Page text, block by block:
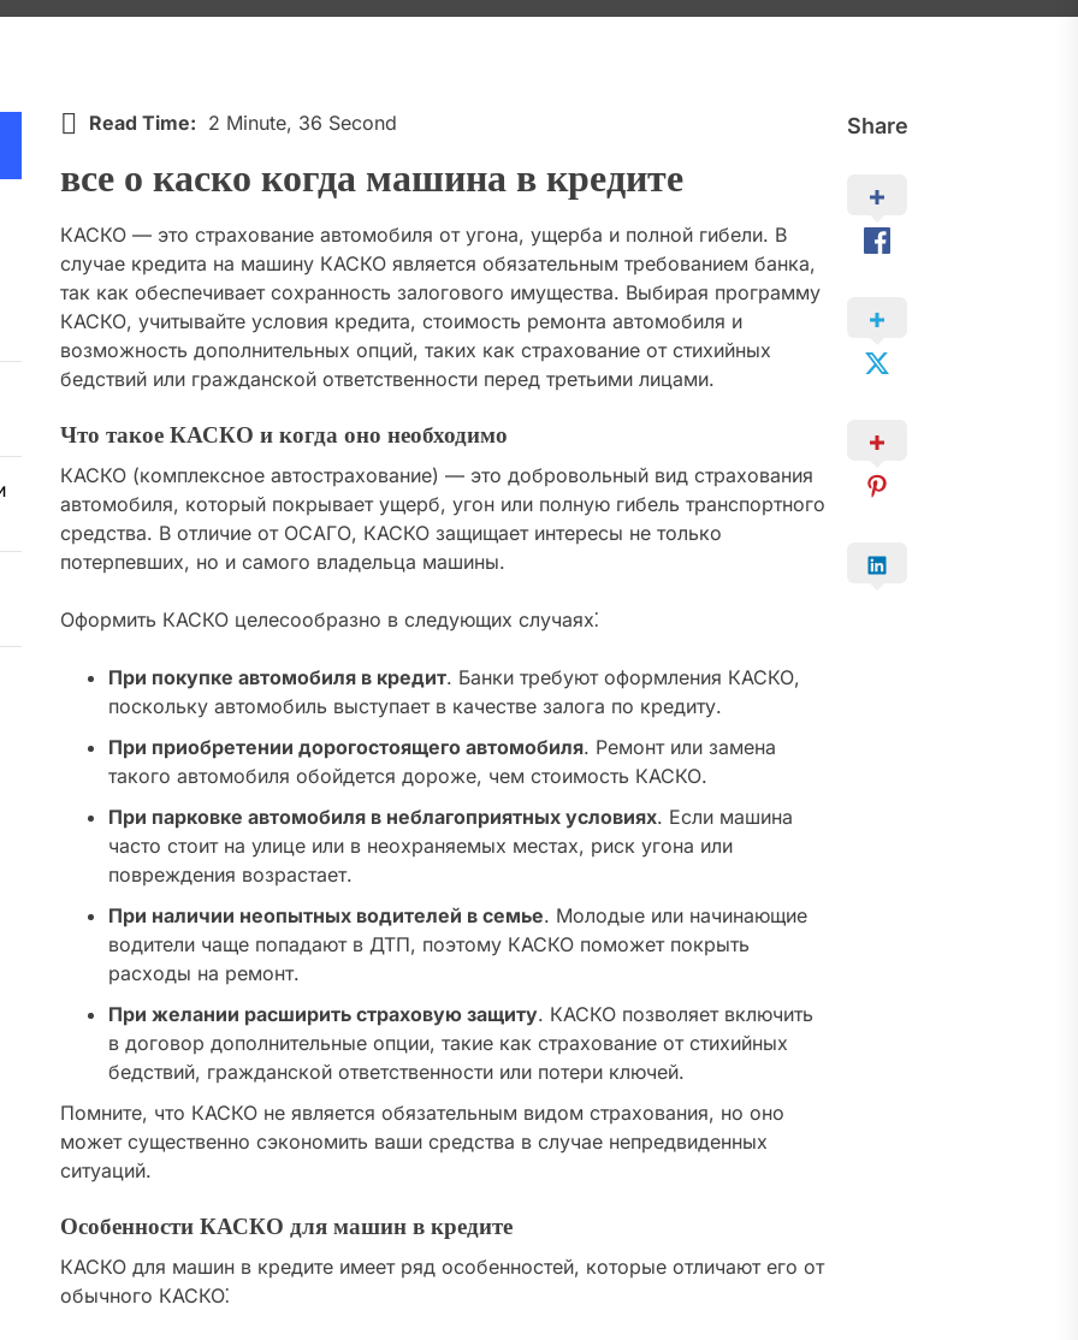
Share
Read Time: 2 Minute, 36 Second
все о каско когда машина в кредите
КАСКО — это страхование автомобиля от угона, ущерба и полной гибели. В
случае кредита на машину КАСКО является обязательным требованием банка,
так как обеспечивает сохранность залогового имущества. Выбирая программу
КАСКО, учитывайте условия кредита, стоимость ремонта автомобиля и
возможность дополнительных опций, таких как страхование от стихийных
бедствий или гражданской ответственности перед третьими лицами.
Что такое КАСКО и когда оно необходимо
КАСКО (комплексное автострахование) — это добровольный вид страхования
автомобиля, который покрывает ущерб, угон или полную гибель транспортного
средства. В отличие от ОСАГО, КАСКО защищает интересы не только
потерпевших, но и самого владельца машины.
Оформить КАСКО целесообразно в следующих случаях⁚
При покупке автомобиля в кредит. Банки требуют оформления КАСКО,
поскольку автомобиль выступает в качестве залога по кредиту.
При приобретении дорогостоящего автомобиля. Ремонт или замена
такого автомобиля обойдется дороже, чем стоимость КАСКО.
При парковке автомобиля в неблагоприятных условиях. Если машина
часто стоит на улице или в неохраняемых местах, риск угона или
повреждения возрастает.
При наличии неопытных водителей в семье. Молодые или начинающие
водители чаще попадают в ДТП, поэтому КАСКО поможет покрыть
расходы на ремонт.
При желании расширить страховую защиту. КАСКО позволяет включить
в договор дополнительные опции, такие как страхование от стихийных
бедствий, гражданской ответственности или потери ключей.
Помните, что КАСКО не является обязательным видом страхования, но оно
может существенно сэкономить ваши средства в случае непредвиденных
ситуаций.
Особенности КАСКО для машин в кредите
КАСКО для машин в кредите имеет ряд особенностей, которые отличают его от
обычного КАСКО⁚